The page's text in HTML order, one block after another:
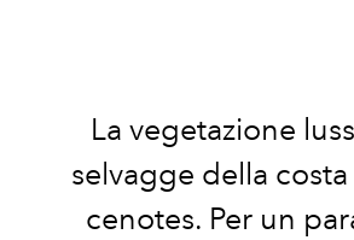
La vegetazione
selvagge della
cenotes. Per un